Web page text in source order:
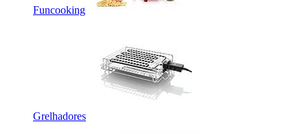
Funcooking
Grelhadores